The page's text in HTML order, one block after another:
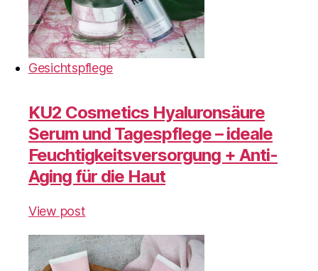
Gesichtspflege
KU2 Cosmetics Hyaluronsäure
Serum und Tagespflege – ideale
Feuchtigkeitsversorgung + Anti-
Aging für die Haut
View post